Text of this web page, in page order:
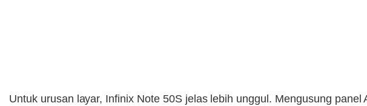
Untuk urusan layar, Infinix Note 50S jelas lebih unggul. Mengusung